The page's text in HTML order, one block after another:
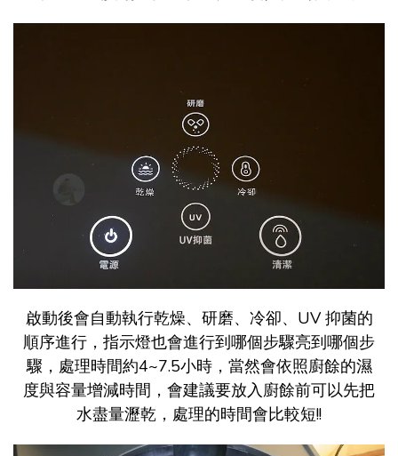
啟動後會自動執行乾燥、研磨、冷卻、UV 抑菌的
順序進行，指示燈也會進行到哪個步驟亮到哪個步
驟，處理時間約4~7.5小時，當然會依照廚餘的濕
度與容量增減時間，會建議要放入廚餘前可以先把
水盡量瀝乾，處理的時間會比較短!!